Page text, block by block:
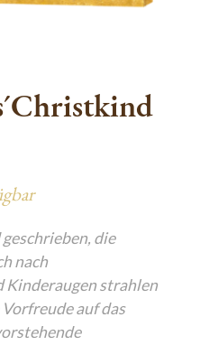
Charme
die
nach
Kinderaugen strahlen
auf das